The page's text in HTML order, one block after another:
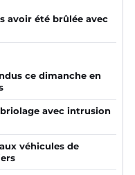
avoir été brûlée avec
ce dimanche en
avec intrusion
véhicules de